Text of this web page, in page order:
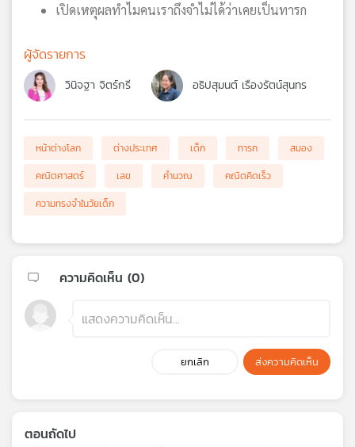
เปิดเหตุผลทำไมคนเราถึงจำไม่ได้ว่าเคยเป็นทารก
ผู้จัดรายการ
วินิจฐา จิตร์กรี อธิปสุมนต์ เรืองรัตน์สุนทร
หน้าต่างโลก ต่างประเทศ เด็ก ทารก
สมอง
คณิตศาสตร์
เลข คำนวณ
คณิตคิดเร็ว
ความทรงจำในวัยเด็ก
ความคิดเห็น (0)
ยกเลิก ส่งความคิดเห็น
ตอนถัดไป